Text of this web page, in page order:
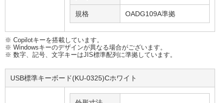
規格 OADG109A準拠
※ Copilotキーを搭載しています。
※ Windowsキーのデザインが異なる場合がございます。
※ 数字、記号、文字キーはJIS標準配列に準拠しています。
USB標準キーボード(KU-0325)Cホワイト